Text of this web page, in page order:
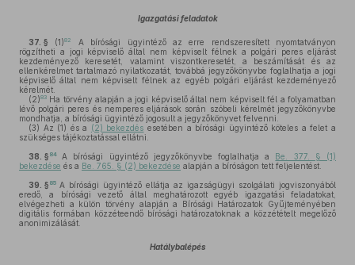
Igazgatási feladatok
37. § (1)82
A bírósági ügyintéző az erre rendszeresített nyomtatványon
rögzítheti a jogi képviselő által nem képviselt félnek a polgári peres eljárást
kezdeményező keresetét, valamint viszontkeresetét, a beszámítását és az
ellenkérelmet tartalmazó nyilatkozatát, továbbá jegyzőkönyvbe foglalhatja a jogi
képviselő által nem képviselt félnek az egyéb polgári eljárást kezdeményező
kérelmét.
(2)83 Ha törvény alapján a jogi képviselő által nem képviselt fél a folyamatban
lévő polgári peres és nemperes eljárások során szóbeli kérelmét jegyzőkönyvbe
mondhatja, a bírósági ügyintéző jogosult a jegyzőkönyvet felvenni.
(3) Az (1) és a (2) bekezdés esetében a bírósági ügyintéző köteles a felet a
szükséges tájékoztatással ellátni.
38. § 84 A bírósági ügyintéző jegyzőkönyvbe foglalhatja a Be. 377. § (1)
bekezdése és a Be. 765. § (2) bekezdése alapján a bíróságon tett feljelentést.
39. § 85 A bírósági ügyintéző ellátja az igazságügyi szolgálati jogviszonyából
eredő, a bírósági vezető által meghatározott egyéb igazgatási feladatokat,
elvégezheti a külön törvény alapján a Bírósági Határozatok Gyűjteményében
digitális formában közzéteendő bírósági határozatoknak a közzétételt megelőző
anonimizálását.
Hatálybalépés